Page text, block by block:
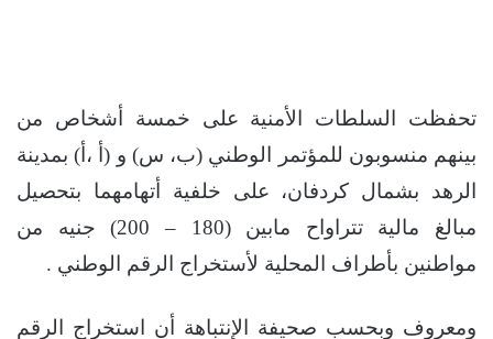
تحفظت السلطات الأمنية على خمسة أشخاص من
بينهم منسوبون للمؤتمر الوطني (ب، س) و (أ ،أ) بمدينة
الرهد بشمال كردفان، على خلفية أتهامهما بتحصيل
مبالغ مالية تتراواح مابين (180 – 200) جنيه من
مواطنين بأطراف المحلية لأستخراج الرقم الوطني .
ومعروف وبحسب صحيفة الإنتباهة أن استخراج الرقم